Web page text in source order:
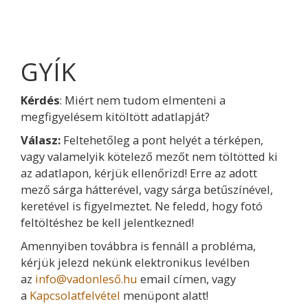
GYÍK
Kérdés: Miért nem tudom elmenteni a
megfigyelésem kitöltött adatlapját?
Válasz: Feltehetőleg a pont helyét a térképen,
vagy valamelyik kötelező mezőt nem töltötted ki
az adatlapon, kérjük ellenőrizd! Erre az adott
mező sárga hátterével, vagy sárga betűszínével,
keretével is figyelmeztet. Ne feledd, hogy fotó
feltöltéshez be kell jelentkezned!
Amennyiben továbbra is fennáll a probléma,
kérjük jelezd nekünk elektronikus levélben
az info@vadonleső.hu email címen, vagy
a Kapcsolatfelvétel menüpont alatt!